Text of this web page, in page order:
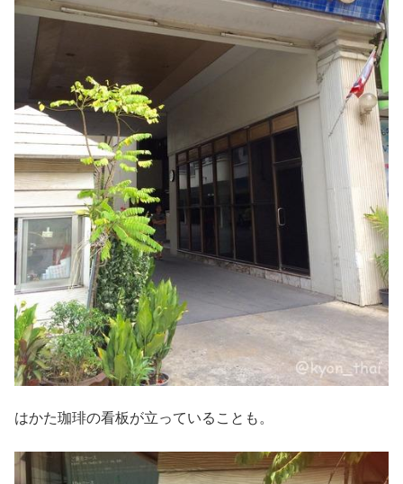
はかた珈琲の看板が立っていることも。